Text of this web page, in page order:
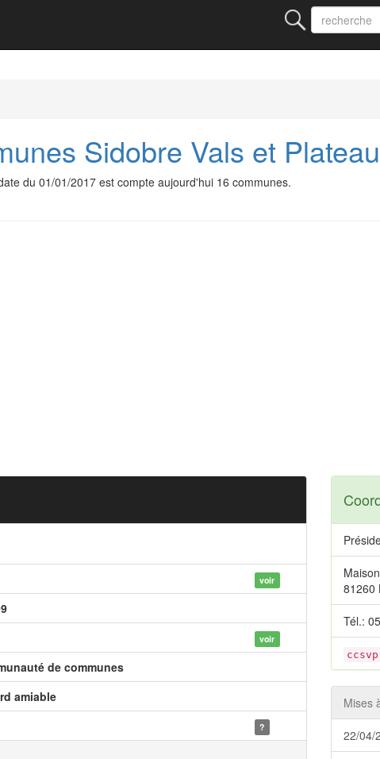
Sidobre Vals et
du 01/01/2017 est compte aujourd'hui 16 communes.
voir
voir
de communes
amiable
?
81260
Tél.:
Mises
22/04/